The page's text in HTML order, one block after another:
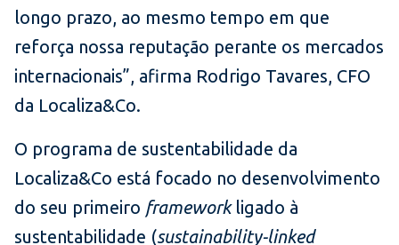
longo prazo, ao mesmo tempo em que
reforça nossa reputação perante os mercados
internacionais”, afirma Rodrigo Tavares, CFO
da Localiza&Co.
O programa de sustentabilidade da
Localiza&Co está focado no desenvolvimento
do seu primeiro frameworkligado à
sustentabilidade (sustainability-linked